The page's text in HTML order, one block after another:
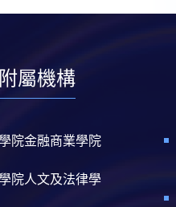
屬機構
院金融商業學院
院人文及法律學